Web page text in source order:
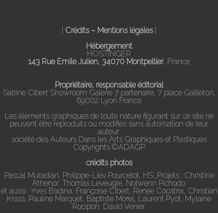
Crédits – Mentions légales|
Hébergement
HOSTINGER
143 Rue Emile Julien, 34070 Montpellier, France
Propriétaire, responsable éditorial
Sabine Cibert Showroom Galerie 7 partenaire, 7 place Gailleton,
69002 Lyon France
Les éléments graphiques de toute nature figurant sur ce site ne
peuvent être reproduits ou modifiés sans autorisation de leur
auteur.
société des Auteurs Dans les Arts Graphiques et Plastiques
Copyrights ©ADAGP
crédits photos
Pascal Muradian, Philippe-Liev Pourcelot, HS_Projets : Christine
Athenor, Thomas Leveugle, Nolwenn Pichodo.
et aussi : Yves Badina, Françoise Cibert, Renée Cocatrix, Christian
Krass, Pauline Marquet, Baptiste Morel, Laurent Pyot, Mylaine
Rocipon, David Venier.